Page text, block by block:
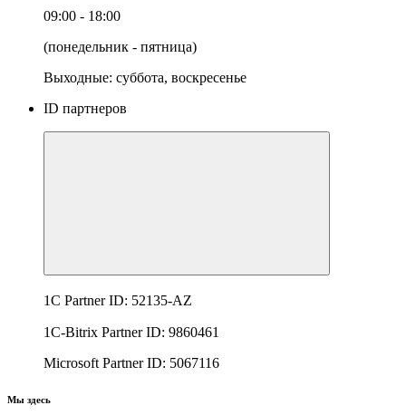
09:00 - 18:00
(понедельник - пятница)
Выходные: суббота, воскресенье
ID партнеров
1C Partner ID: 52135-AZ
1C-Bitrix Partner ID: 9860461
Microsoft Partner ID: 5067116
Мы здесь